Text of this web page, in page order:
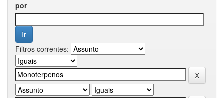
por
Filtros correntes: